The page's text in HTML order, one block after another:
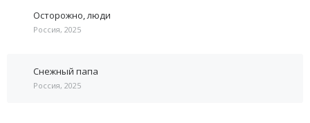
Осторожно, люди
Россия, 2025
Снежный папа
Россия, 2025